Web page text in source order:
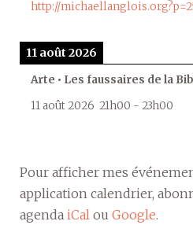
http://
11 août 2026
Arte • Les faussaires de la
11 août 2026 21h00 - 23h00
Pour afficher mes
application calendrier,
agenda iCal ou Google.